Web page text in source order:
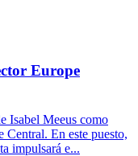
Europe
Isabel Meeus como
En este puesto,
impulsará e...